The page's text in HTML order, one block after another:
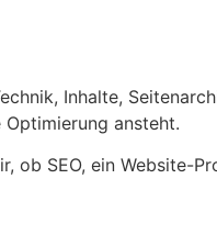
Inhalte,
ansteht.
ob SEO, ein Website-